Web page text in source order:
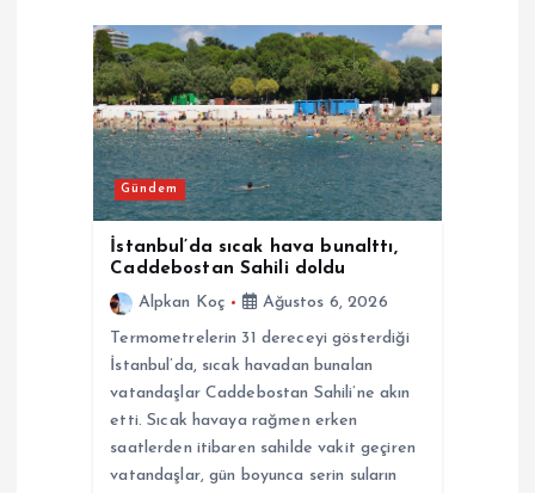
Gündem
İstanbul’da sıcak hava bunalttı,
Caddebostan Sahili doldu
Alpkan Koç
Ağustos 6, 2026
Termometrelerin 31 dereceyi gösterdiği
İstanbul’da, sıcak havadan bunalan
vatandaşlar Caddebostan Sahili’ne akın
etti. Sıcak havaya rağmen erken
saatlerden itibaren sahilde vakit geçiren
vatandaşlar, gün boyunca serin suların